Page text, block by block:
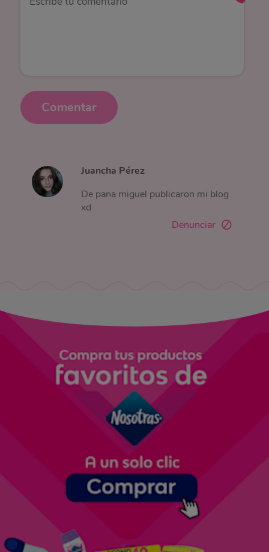
Comentar
Juancha Pérez
De pana miguel publicaron mi blog
xd
Denunciar